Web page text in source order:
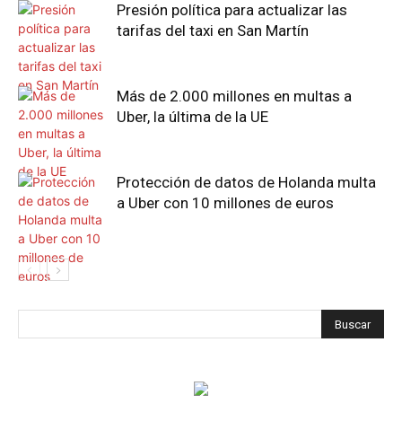
Presión política para actualizar las
tarifas del taxi en San Martín
Más de 2.000 millones en multas a
Uber, la última de la UE
Protección de datos de Holanda multa
a Uber con 10 millones de euros